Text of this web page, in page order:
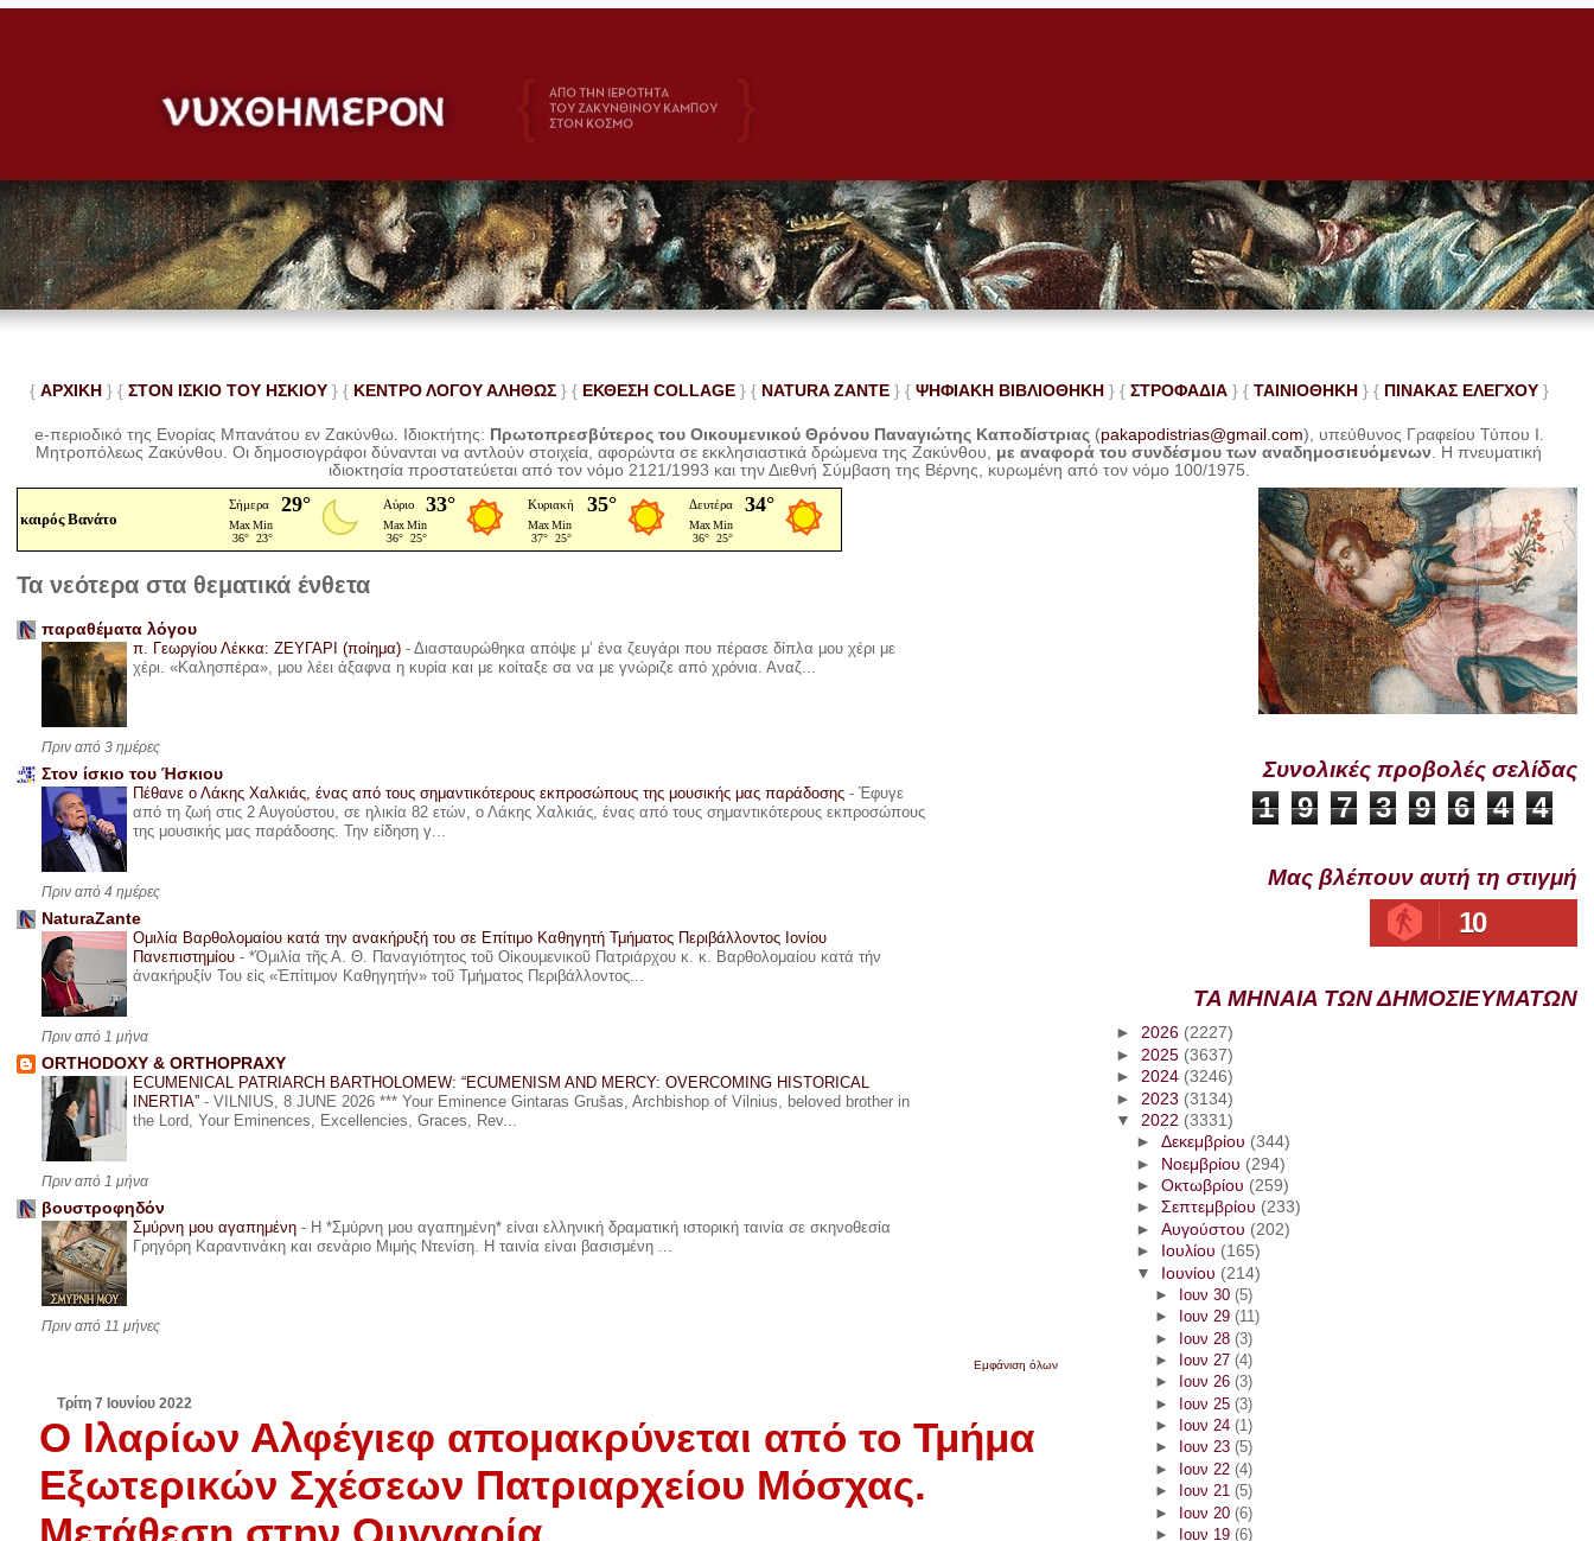
{ ΑΡΧΙΚΗ } { ΣΤΟΝ ΙΣΚΙΟ ΤΟΥ ΗΣΚΙΟΥ } { ΚΕΝΤΡΟ ΛΟΓΟΥ ΑΛΗΘΩΣ } { ΕΚΘΕΣΗ COLLAGE }{ NATURA ZANTE} { ΨΗΦΙΑΚΗ ΒΙΒΛΙΟΘΗΚΗ } { ΣΤΡΟΦΑΔΙΑ } { ΤΑΙΝΙΟΘΗΚΗ } { ΠΙΝΑΚΑΣ ΕΛΕΓΧΟΥ}
e-περιοδικό της Ενορίας Μπανάτου εν Ζακύνθω. Ιδιοκτήτης: Πρωτοπρεσβύτερος του Οικουμενικού Θρόνου Παναγιώτης Καποδίστριας (pakapodistrias@gmail.com), υπεύθυνος Γραφείου Τύπου Ι.
Μητροπόλεως Ζακύνθου.Οι δημοσιογράφοι δύνανται να αντλούν στοιχεία, αφορώντα σε εκκλησιαστικά δρώμενα της Ζακύνθου, με αναφορά του συνδέσμου των αναδημοσιευόμενων . Ηπνευματική
ιδιοκτησία προστατεύεται από τον νόμο 2121/1993 και την Διεθνή Σύμβαση της Βέρνης, κυρωμένη από τον νόμο 100/1975.
καιρός Βανάτο
Τα νεότερα στα θεματικά ένθετα
παραθέματα λόγου
π. Γεωργίου Λέκκα: ΖΕΥΓΑΡΙ (ποίημα) - Διασταυρώθηκα απόψε μ’ ένα ζευγάρι που πέρασε δίπλα μου χέρι με
χέρι. «Καλησπέρα», μου λέει άξαφνα η κυρία και με κοίταξε σα να με γνώριζε από χρόνια. Αναζ...
Πριν από 3 ημέρες
Στον ίσκιο του Ήσκιου
Πέθανε ο Λάκης Χαλκιάς, ένας από τους σημαντικότερους εκπροσώπους της μουσικής μας παράδοσης - Έφυγε
από τη ζωή στις 2 Αυγούστου, σε ηλικία 82 ετών, ο Λάκης Χαλκιάς, ένας από τους σημαντικότερους εκπροσώπους
της μουσικής μας παράδοσης. Την είδηση γ...
Πριν από 4 ημέρες
NaturaZante
Ομιλία Βαρθολομαίου κατά την ανακήρυξή του σε Επίτιμο Καθηγητή Τμήματος Περιβάλλοντος Ιονίου
Πανεπιστημίου - *Ὁμιλία τῆς Α. Θ. Παναγιότητος τοῦ Οἰκουμενικοῦ Πατριάρχου κ. κ. Βαρθολομαίου κατά τήν
ἀνακήρυξίν Του εἰς «Ἐπίτιμον Καθηγητήν» τοῦ Τμήματος Περιβάλλοντος...
Πριν από 1 μήνα
ORTHODOXY & ORTHOPRAXY
ECUMENICAL PATRIARCH BARTHOLOMEW: “ECUMENISM AND MERCY: OVERCOMING HISTORICAL
INERTIA” - VILNIUS, 8 JUNE 2026 *** Your Eminence Gintaras Grušas, Archbishop of Vilnius, beloved brother in
the Lord, Your Eminences, Excellencies, Graces, Rev...
Πριν από 1 μήνα
βουστροφηδόν
Σμύρνη μου αγαπημένη - Η *Σμύρνη μου αγαπημένη* είναι ελληνική δραματική ιστορική ταινία σε σκηνοθεσία
Γρηγόρη Καραντινάκη και σενάριο Μιμής Ντενίση. Η ταινία είναι βασισμένη ...
Πριν από 11 μήνες
Εμφάνιση όλων
Τρίτη 7 Ιουνίου 2022
Ο Ιλαρίων Αλφέγιεφ απομακρύνεται από το Τμήμα
Εξωτερικών Σχέσεων Πατριαρχείου Μόσχας.
Συνολικές προβολές σελίδας
1 9 7 3 9 6 4 4
Μας βλέπουν αυτή τη στιγμή
10
ΤΑ ΜΗΝΑΙΑ ΤΩΝ ΔΗΜΟΣΙΕΥΜΑΤΩΝ
►2026 (2227)
► 2025 (3637)
►2024 (3246)
► 2023 (3134)
▼ 2022 (3331)
► Δεκεμβρίου (344)
► Νοεμβρίου (294)
► Οκτωβρίου (259)
► Σεπτεμβρίου (233)
► Αυγούστου (202)
►
Ιουλίου (165)
▼ Ιουνίου (214)
►
Ιουν 30 (5)
►
Ιουν 29 (11)
► Ιουν 28 (3)
►
Ιουν 27 (4)
►
Ιουν 26 (3)
► Ιουν 25 (3)
►
Ιουν 24 (1)
►
Ιουν 23 (5)
►
Ιουν 22 (4)
►
Ιουν 21 (5)
► Ιουν 20 (6)
►
Ιουν 19 (6)